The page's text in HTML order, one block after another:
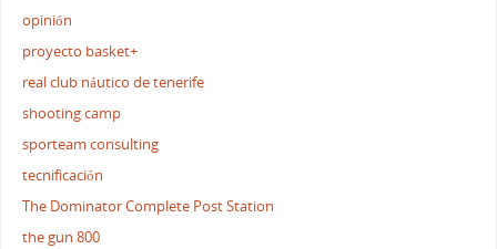
opinión
proyecto basket+
real club náutico de tenerife
shooting camp
sporteam consulting
tecnificación
The Dominator Complete Post Station
the gun 800